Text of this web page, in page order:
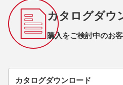
カタログダウ
購入をご検討中のお
カタログダウンロード